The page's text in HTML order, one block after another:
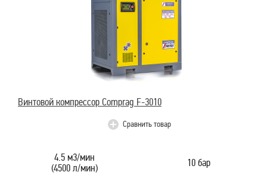
Винтовой компрессор Comprag F-3010
Сравнить товар
4.5 м3/мин
(4500 л/мин)
10 бар